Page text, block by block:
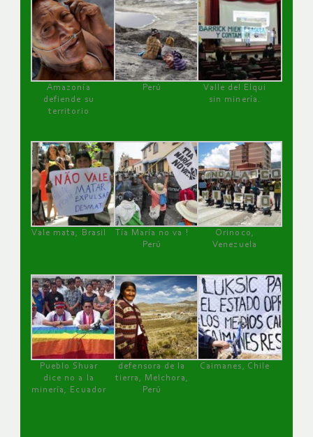
Amazonía
defiende su
territorio
Perú
Valle del Elqui
sin minería.
Vale mata, Brasil
Tía María no va !
Perú
Orinoco,
Venezuela
Pueblo Shuar
dice no a la
minería, Ecuador
defensora de la
tierra, Melchora,
Perú
Caimanes, Chile